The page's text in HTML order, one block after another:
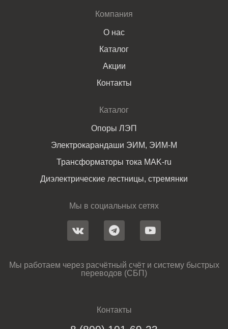
Компания
О нас
Каталог
Акции
Контакты
Каталог
Опоры ЛЭП
Электрокарандаши ЭИМ, ЭИМ-М
Трансформаторы тока MAK-ru
Диэлектрические лестницы, стремянки
Мы в социальных сетях
Мы работаем через расчётный счёт и систему быстрых
переводов (СБП)
Контакты